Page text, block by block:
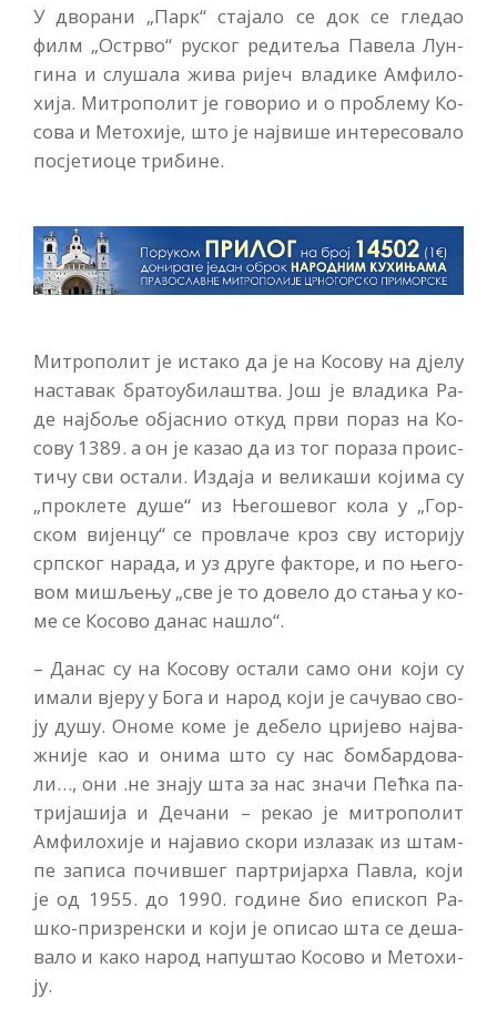
У дво­ра­ни „Парк“ ста­ја­ло се док се гле­дао
филм „Остр­во“ ру­ског ре­ди­те­ља Па­ве­ла Лун­
ги­на и слу­ша­ла жи­ва ри­јеч вла­ди­ке Ам­фи­ло­
хи­ја. Ми­тро­по­лит је го­во­рио и о про­бле­му Ко­
со­ва и Ме­то­хи­је, што је нај­ви­ше ин­те­ре­со­ва­ло
по­сје­ти­о­це три­би­не.
Ми­тро­по­лит је ис­та­ко да је на Ко­со­ву на дје­лу
на­ста­вак бра­то­у­би­ла­штва. Још је вла­ди­ка Ра­
де нај­бо­ље об­ја­снио от­куд пр­ви по­раз на Ко­
со­ву 1389. а он је ка­зао да из тог по­ра­за про­ис­
ти­чу сви оста­ли. Из­да­ја и ве­ли­ка­ши ко­ји­ма су
„про­кле­те ду­ше“ из Ње­го­ше­вог ко­ла у „Гор­
ском ви­јен­цу“ се про­вла­че кроз сву исто­ри­ју
срп­ског на­ра­да, и уз дру­ге фак­то­ре, и по ње­го­
вом ми­шље­њу „све је то до­ве­ло до ста­ња у ко­
ме се Ко­со­во да­нас на­шло“.
– Да­нас су на Ко­со­ву оста­ли са­мо они ко­ји су
има­ли вје­ру у Бо­га и на­род ко­ји је са­чу­вао сво­
ју ду­шу. Оно­ме ко­ме је де­бе­ло цри­је­во нај­ва­
жни­је као и они­ма што су нас бом­бар­до­ва­
ли…, они .не зна­ју шта за нас зна­чи Пећ­ка па­
три­ја­ши­ја и Де­ча­ни – ре­као је ми­тро­по­лит
Ам­фи­ло­хи­је и на­ја­вио ско­ри из­ла­зак из штам­
пе за­пи­са по­чив­шег пар­три­јар­ха Па­вла, ко­ји
је од 1955. до 1990. го­ди­не био епи­скоп Ра­
шко-при­зрен­ски и ко­ји је опи­сао шта се де­ша­
ва­ло и ка­ко на­род на­пу­штао Ко­со­во и Ме­то­хи­
ју.